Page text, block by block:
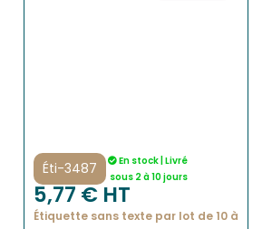
Éti-3487
En stock | Livré
sous 2 à 10 jours
5,77 € HT
Étiquette sans texte par lot de 10 à